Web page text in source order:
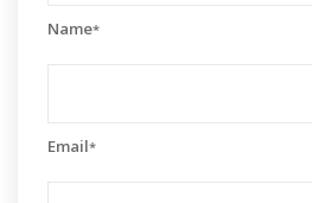
Name*
Email*